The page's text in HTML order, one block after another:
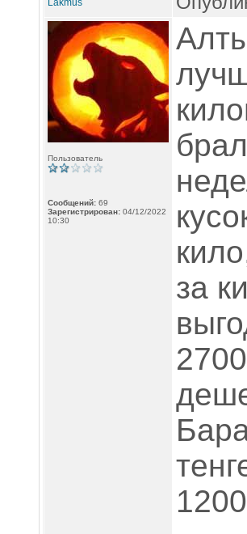
Lakmus
Пользователь
Сообщений: 69
Зарегистрирован: 04/12/2022
10:30
за